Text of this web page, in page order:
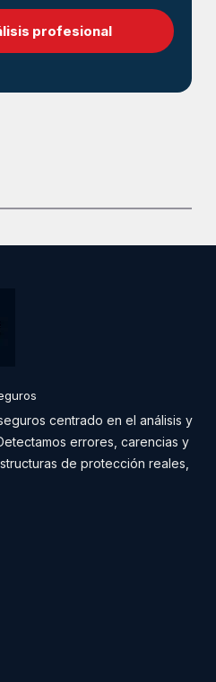
profesional
centrado en el análisis y
errores, carencias y
de protección reales,